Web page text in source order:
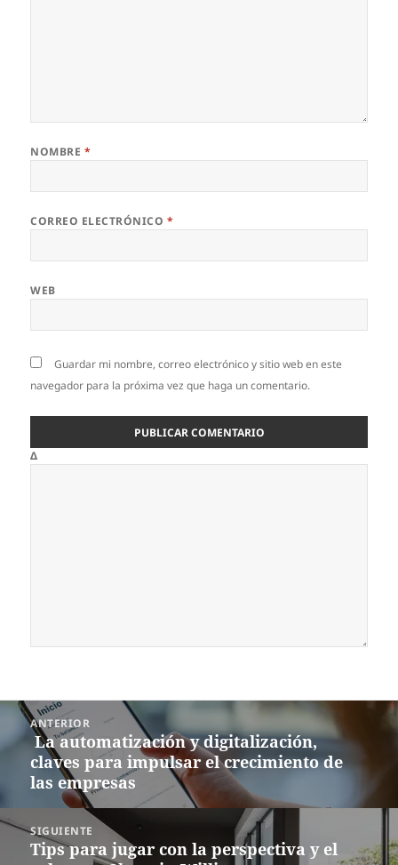
NOMBRE *
CORREO ELECTRÓNICO *
WEB
Guardar mi nombre, correo electrónico y sitio web en este
navegador para la próxima vez que haga un comentario.
Δ
Navegación
entradas
ANTERIOR
Entrada
anterior:
La automatización y digitalización,
claves para impulsar el crecimiento de
las empresas
SIGUIENTE
Siguiente
Tips para jugar con la perspectiva y el